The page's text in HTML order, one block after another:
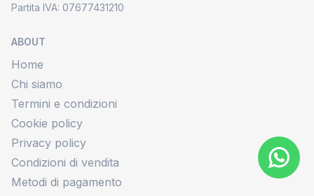
ABOUT
Home
Chi siamo
Termini e condizioni
Cookie policy
Privacy policy
Condizioni di vendita
Metodi di pagamento
Partita IVA: 07677431210